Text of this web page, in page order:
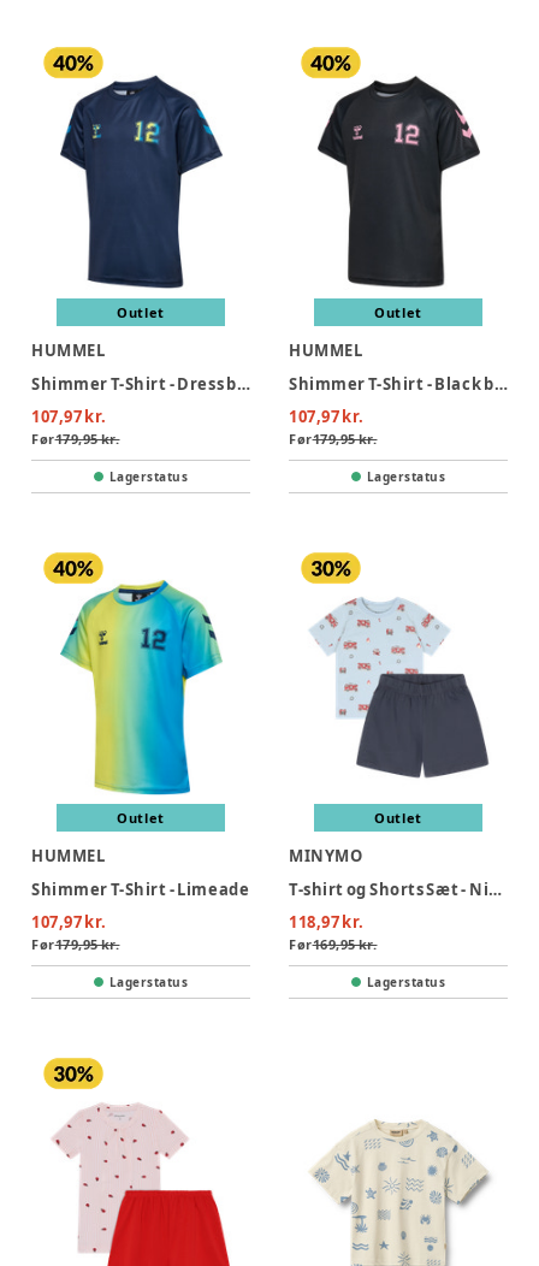
Outlet
HUMMEL
Shimmer T-Shirt - Dress blues/limeade
107,97 kr.
Før179,95 kr.
Lagerstatus
Outlet
HUMMEL
Shimmer T-Shirt - Black bridal rose
107,97 kr.
Før179,95 kr.
Lagerstatus
Outlet
HUMMEL
Shimmer T-Shirt - Limeade
107,97 kr.
Før179,95 kr.
Lagerstatus
Outlet
MINYMO
T-shirt og Shorts Sæt - Niagara Mist
118,97 kr.
Før169,95 kr.
Lagerstatus